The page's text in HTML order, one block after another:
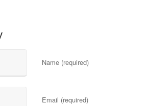
Name (required)
Email (required)